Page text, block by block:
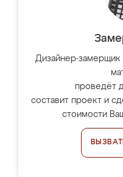
Дизайнер-замерщик
проведёт
составит проект и
стоимости